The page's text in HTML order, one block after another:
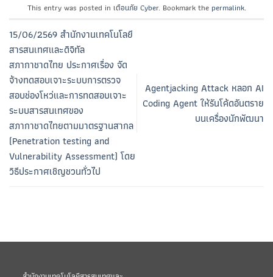
This entry was posted in เตือนภัย Cyber. Bookmark the permalink.
15/06/2569 สำนักงานเทคโนโลยี
สารสนเทศและดิจิทัล
สภากาชาดไทย ประกาศเรื่อง จัด
จ้างทดสอบเจาะระบบการตรวจ
สอบช่องโหว่และการทดสอบเจาะ
ระบบสารสนเทศของ
สภากาชาดไทยตามมาตรฐานสากล
(Penetration testing and
Vulnerability Assessment) โดย
วิธีประกาศเชิญชวนทั่วไป
Agentjacking Attack หลอก AI
Coding Agent ให้รันโค้ดอันตราย
บนเครื่องนักพัฒนา